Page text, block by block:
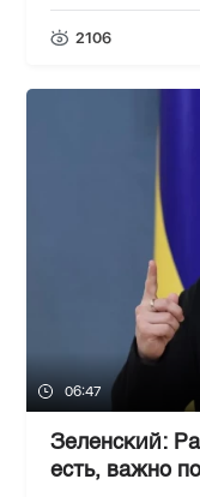
2106
06:47
Зеленский:
есть, важно